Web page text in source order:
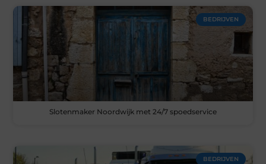
BEDRIJVEN
Slotenmaker Noordwijk met 24/7 spoedservice
BEDRIJVEN